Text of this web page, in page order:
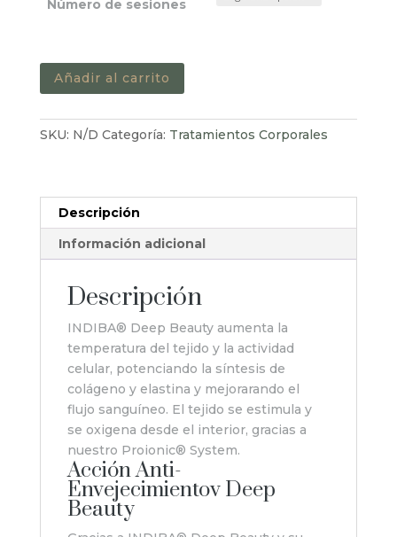
Número de sesiones
Tratamiento
Reafirmante
Añadir al carrito
SKU: N/D Categoría: Tratamientos Corporales
Descripción
Información adicional
Descripción
INDIBA® Deep Beauty aumenta la
temperatura del tejido y la actividad
celular, potenciando la síntesis de
colágeno y elastina y mejorarando el
flujo sanguíneo. El tejido se estimula y
se oxigena desde el interior, gracias a
nuestro Proionic® System.
Acción Anti-
Envejecimientov Deep
Beauty